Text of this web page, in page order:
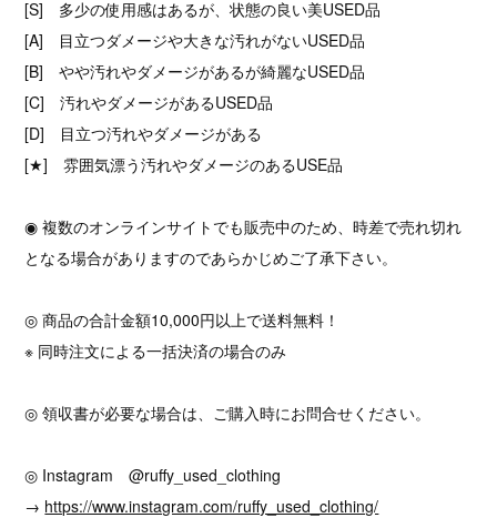
[S] 多少の使用感はあるが、状態の良い美USED品
[A] 目立つダメージや大きな汚れがないUSED品
[B] やや汚れやダメージがあるが綺麗なUSED品
[C] 汚れやダメージがあるUSED品
[D] 目立つ汚れやダメージがある
[★] 雰囲気漂う汚れやダメージのあるUSE品
◉ 複数のオンラインサイトでも販売中のため、時差で売れ切れ
となる場合がありますのであらかじめご了承下さい。
◎ 商品の合計金額10,000円以上で送料無料！
※ 同時注文による一括決済の場合のみ
◎ 領収書が必要な場合は、ご購入時にお問合せください。
◎ Instagram @ruffy_used_clothing
→ https://www.instagram.com/ruffy_used_clothing/